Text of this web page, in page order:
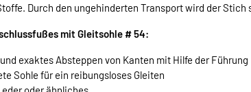
Durch den ungehinderten Transport wird der Stich
mit Gleitsohle # 54:
exaktes Absteppen von Kanten mit Hilfe der Führung
Sohle für ein reibungsloses Gleiten